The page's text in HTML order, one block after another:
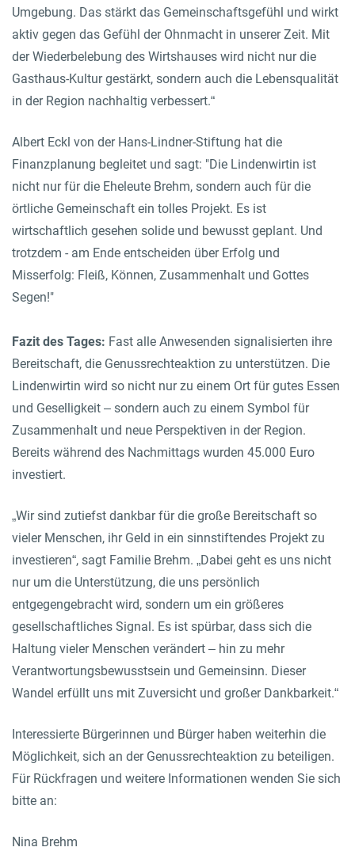
Umgebung. Das stärkt das Gemeinschaftsgefühl und wirkt
aktiv gegen das Gefühl der Ohnmacht in unserer Zeit. Mit
der Wiederbelebung des Wirtshauses wird nicht nur die
Gasthaus-Kultur gestärkt, sondern auch die Lebensqualität
in der Region nachhaltig verbessert.“
Albert Eckl von der Hans-Lindner-Stiftung hat die
Finanzplanung begleitet und sagt: "Die Lindenwirtin ist
nicht nur für die Eheleute Brehm, sondern auch für die
örtliche Gemeinschaft ein tolles Projekt. Es ist
wirtschaftlich gesehen solide und bewusst geplant. Und
trotzdem - am Ende entscheiden über Erfolg und
Misserfolg: Fleiß, Können, Zusammenhalt und Gottes
Segen!"
Fazit des Tages: Fast alle Anwesenden signalisierten ihre
Bereitschaft, die Genussrechteaktion zu unterstützen. Die
Lindenwirtin wird so nicht nur zu einem Ort für gutes Essen
und Geselligkeit – sondern auch zu einem Symbol für
Zusammenhalt und neue Perspektiven in der Region.
Bereits während des Nachmittags wurden 45.000 Euro
investiert.
„Wir sind zutiefst dankbar für die große Bereitschaft so
vieler Menschen, ihr Geld in ein sinnstiftendes Projekt zu
investieren“, sagt Familie Brehm. „Dabei geht es uns nicht
nur um die Unterstützung, die uns persönlich
entgegengebracht wird, sondern um ein größeres
gesellschaftliches Signal. Es ist spürbar, dass sich die
Haltung vieler Menschen verändert – hin zu mehr
Verantwortungsbewusstsein und Gemeinsinn. Dieser
Wandel erfüllt uns mit Zuversicht und großer Dankbarkeit.“
Interessierte Bürgerinnen und Bürger haben weiterhin die
Möglichkeit, sich an der Genussrechteaktion zu beteiligen.
Für Rückfragen und weitere Informationen wenden Sie sich
bitte an:
Nina Brehm